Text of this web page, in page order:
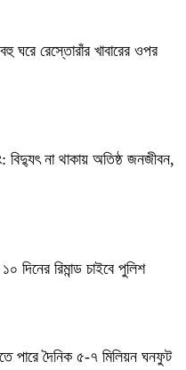
ঘরে রেস্তোরাঁর খাবারের ওপর
বিদ্যুৎ না থাকায় অতিষ্ঠ জনজীবন,
দিনের রিমান্ড চাইবে পুলিশ
পারে দৈনিক ৫-৭ মিলিয়ন ঘনফুট